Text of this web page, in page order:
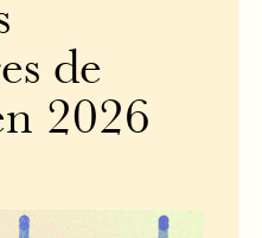
de
2026